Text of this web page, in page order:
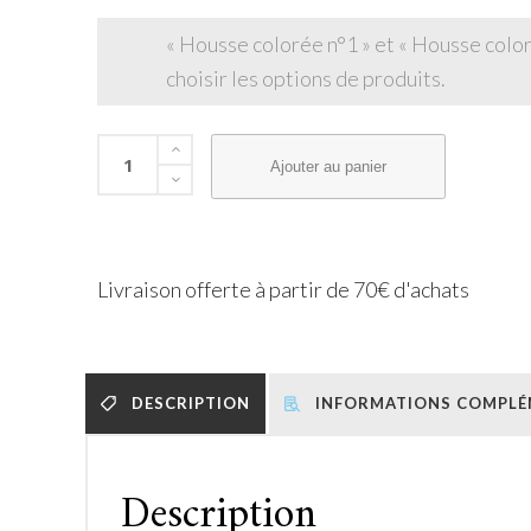
« Housse colorée n°1 » et « Housse
choisir les options de produits.
Ajouter au panier
Livraison offerte à partir de 70€ d'achats
DESCRIPTION INFORMATIONS